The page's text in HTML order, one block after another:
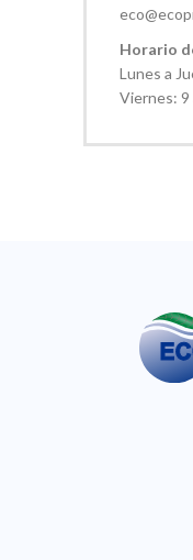
Horario
Lunes a
Viernes: 9